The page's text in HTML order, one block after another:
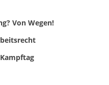
Von Wegen!